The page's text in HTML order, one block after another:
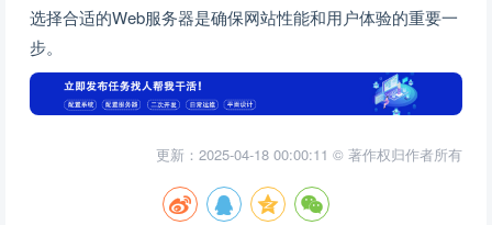
选择合适的Web服务器是确保网站性能和用户体验的重要一
步。
更新：2025-04-18 00:00:11 © 著作权归作者所有